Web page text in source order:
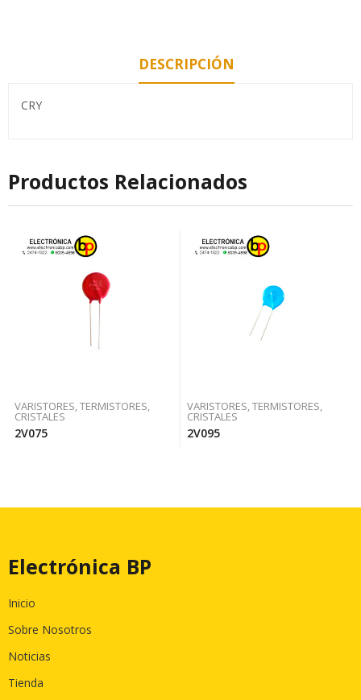
DESCRIPCIÓN
CRY
Productos Relacionados
VARISTORES, TERMISTORES,
CRISTALES
2V075
VARISTORES, TERMISTORES,
CRISTALES
2V095
Electrónica BP
Inicio
Sobre Nosotros
Noticias
Tienda